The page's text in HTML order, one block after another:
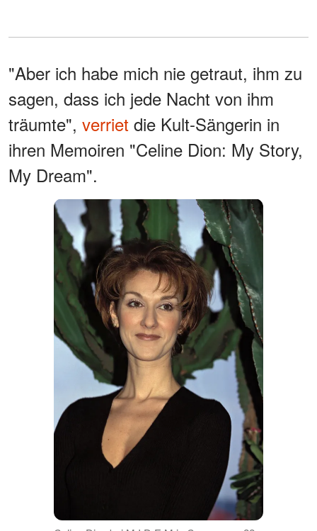
"Aber ich habe mich nie getraut, ihm zu
sagen, dass ich jede Nacht von ihm
träumte", verriet die Kult-Sängerin in
ihren Memoiren "Celine Dion: My Story,
My Dream".